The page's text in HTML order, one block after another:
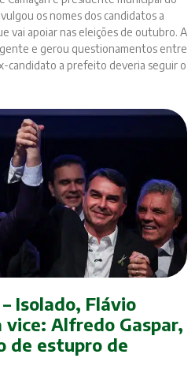
os nomes dos candidatos a
vai apoiar nas eleições de outubro. A
e gerou questionamentos entre
candidato a prefeito deveria seguir o
– Isolado, Flávio
vice: Alfredo Gaspar,
de estupro de